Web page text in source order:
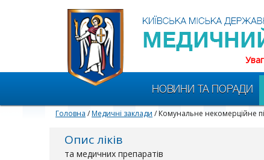
НОВИНИ ТА ПОРАДИ
Головна /Медичні заклади / Комунальне некомерційне
Опис ліків
та медичних препаратів